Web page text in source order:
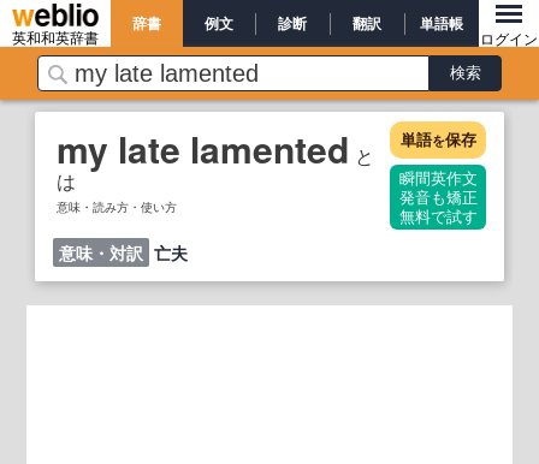
英和和英辞書
辞書 例文 診断 翻訳 単語帳
ログイン
my late lamented と
は
意味・読み方・使い方
単語を保存
瞬間英作文
発音も矯正
無料で試す
意味・対訳 亡夫